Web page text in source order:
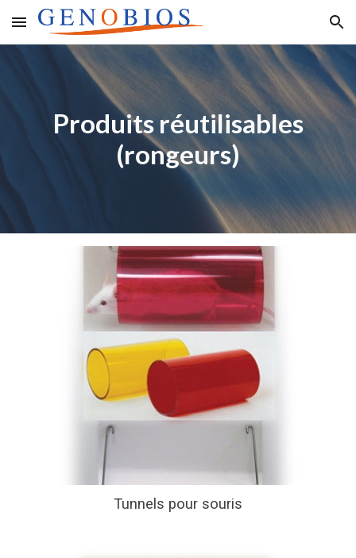
Skip to main content Skip to navigation
Produits réutilisables
(rongeurs)
Tunnels pour souris